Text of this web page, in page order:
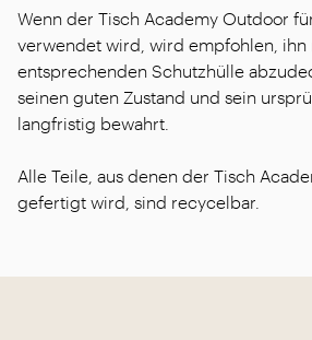
Wenn der Tisch Academy Outdoor
verwendet wird, wird empfohlen, ihn
entsprechenden Schutzhülle
seinen guten Zustand und sein
langfristig bewahrt.
Alle Teile, aus denen der Tisch
gefertigt wird, sind recycelbar.